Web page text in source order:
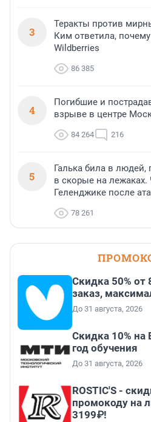
3
Теракты против
Ким ответила,
Wildberries
86 385
4
Погибшие и
взрыве в центре
84 264 216
5
Галька била в людей,
в скорые на лежаках.
Геленджике после
78 261
Скидка 50% от
заказ,
До 31 августа, 2026
Скидка 10%
год обучения
До 31 августа, 2026
ROSTIC'S -
промокоду на
3199₽!